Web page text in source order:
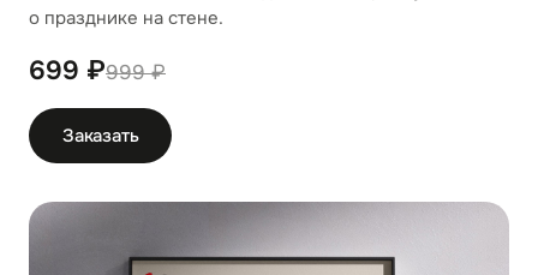
о празднике на стене.
699 ₽999 ₽
Заказать